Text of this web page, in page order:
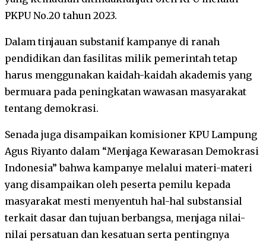
PKPU No.20 tahun 2023.
Dalam tinjauan substanif kampanye di ranah
pendidikan dan fasilitas milik pemerintah tetap
harus menggunakan kaidah-kaidah akademis yang
bermuara pada peningkatan wawasan masyarakat
tentang demokrasi.
Senada juga disampaikan komisioner KPU Lampung
Agus Riyanto dalam “Menjaga Kewarasan Demokrasi
Indonesia” bahwa kampanye melalui materi-materi
yang disampaikan oleh peserta pemilu kepada
masyarakat mesti menyentuh hal-hal substansial
terkait dasar dan tujuan berbangsa, menjaga nilai-
nilai persatuan dan kesatuan serta pentingnya